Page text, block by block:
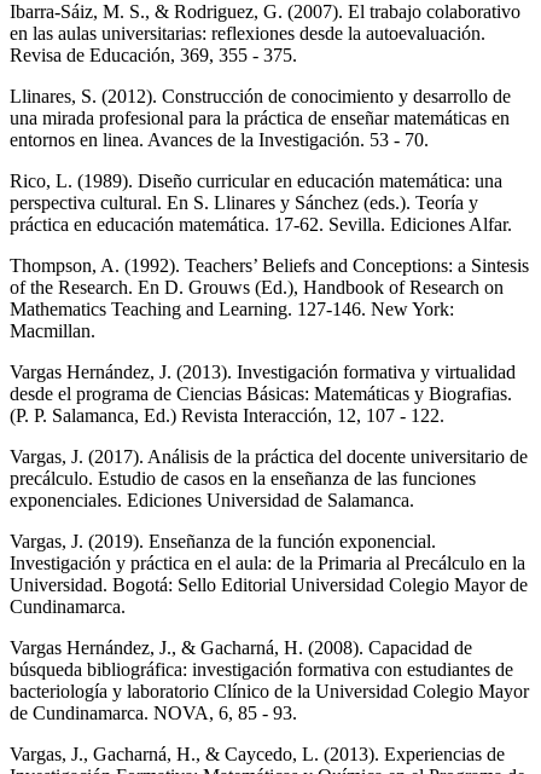
Ibarra-Sáiz, M. S., & Rodriguez, G. (2007). El trabajo colaborativo
en las aulas universitarias: reflexiones desde la autoevaluación.
Revisa de Educación, 369, 355 - 375.
Llinares, S. (2012). Construcción de conocimiento y desarrollo de
una mirada profesional para la práctica de enseñar matemáticas en
entornos en linea. Avances de la Investigación. 53 - 70.
Rico, L. (1989). Diseño curricular en educación matemática: una
perspectiva cultural. En S. Llinares y Sánchez (eds.). Teoría y
práctica en educación matemática. 17-62. Sevilla. Ediciones Alfar.
Thompson, A. (1992). Teachers’ Beliefs and Conceptions: a Sintesis
of the Research. En D. Grouws (Ed.), Handbook of Research on
Mathematics Teaching and Learning. 127-146. New York:
Macmillan.
Vargas Hernández, J. (2013). Investigación formativa y virtualidad
desde el programa de Ciencias Básicas: Matemáticas y Biografias.
(P. P. Salamanca, Ed.) Revista Interacción, 12, 107 - 122.
Vargas, J. (2017). Análisis de la práctica del docente universitario de
precálculo. Estudio de casos en la enseñanza de las funciones
exponenciales. Ediciones Universidad de Salamanca.
Vargas, J. (2019). Enseñanza de la función exponencial.
Investigación y práctica en el aula: de la Primaria al Precálculo en la
Universidad. Bogotá: Sello Editorial Universidad Colegio Mayor de
Cundinamarca.
Vargas Hernández, J., & Gacharná, H. (2008). Capacidad de
búsqueda bibliográfica: investigación formativa con estudiantes de
bacteriología y laboratorio Clínico de la Universidad Colegio Mayor
de Cundinamarca. NOVA, 6, 85 - 93.
Vargas, J., Gacharná, H., & Caycedo, L. (2013). Experiencias de